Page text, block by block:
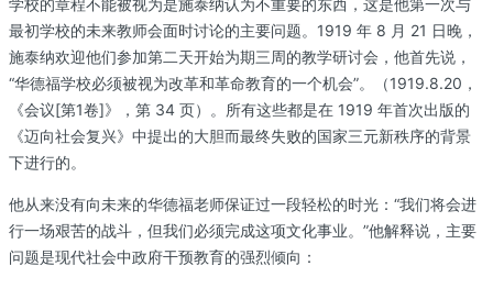
学校的章程不能被视为是施泰纳认为不重要的东西，这是他第一次与
最初学校的未来教师会面时讨论的主要问题。1919 年 8 月 21 日晚，
施泰纳欢迎他们参加第二天开始为期三周的教学研讨会，他首先说，
“华德福学校必须被视为改革和革命教育的一个机会”。（1919.8.20，
《会议[第1卷]》，第 34 页）。所有这些都是在 1919 年首次出版的
《迈向社会复兴》中提出的大胆而最终失败的国家三元新秩序的背景
下进行的。
他从来没有向未来的华德福老师保证过一段轻松的时光：“我们将会进
行一场艰苦的战斗，但我们必须完成这项文化事业。”他解释说，主要
问题是现代社会中政府干预教育的强烈倾向：